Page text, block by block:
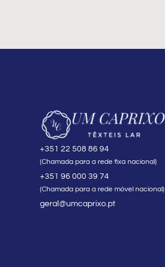
+351 22 508 86 94
(Chamada para a rede fixa nacional)
+351 96 000 39 74
(Chamada para a rede móvel nacional)
geral@umcaprixo.pt